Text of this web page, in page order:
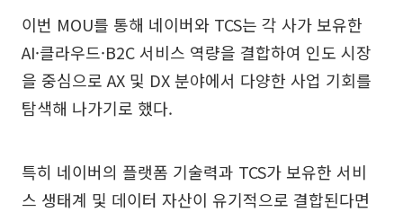
이번 MOU를 통해 네이버와 TCS는 각 사가 보유한
AI·클라우드·B2C 서비스 역량을 결합하여 인도 시장
을 중심으로 AX 및 DX 분야에서 다양한 사업 기회를
탐색해 나가기로 했다.
특히 네이버의 플랫폼 기술력과 TCS가 보유한 서비
스 생태계 및 데이터 자산이 유기적으로 결합된다면